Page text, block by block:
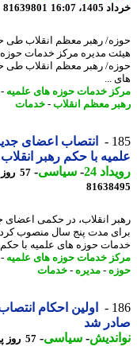
16:07
81639801
رهبر معظم انقلاب طی
مدیره مرکز خدمات حوزه
رهبر معظم انقلاب طی
...
خدمات حوزه های علمیه-
معظم انقلاب-خدمات
انتصاب اعضای جدید
با حکم رهبر انقلاب
24
-سیاسی-57 روز پیش - چهارشنبه 20 خرداد 1405، 13:17
انقلاب، در حکمی اعضای
مدت پنج سال منصوب کردند.
حوزه های علمیه با حکم رهبر
خدمات حوزه های علمیه-
-مدیره-خدمات
اولین احکام انتصاب
شد
-سیاسی-57 روز پیش - چهارشنبه 20 خرداد 1405، 12:36